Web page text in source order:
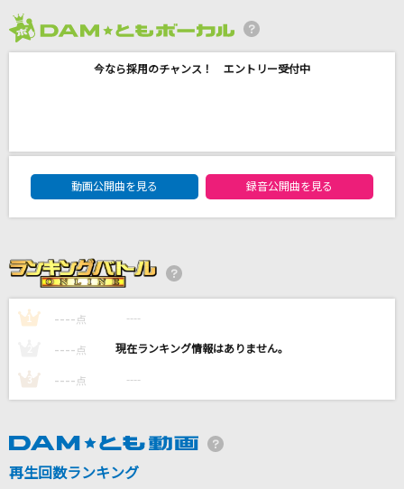
[生音]Mugen
岩崎良美
TOXIC BOY
愛とか恋とか
石川智晶(石川知亜紀)
今なら採用のチャンス！ エントリー受付中
DAM★ともボーカルエントリーランキング
動画公開曲を見る
録音公開曲を見る
1 ---- 点 ----
---- 点 ----
3 ---- 点 ----
再生回数ランキング